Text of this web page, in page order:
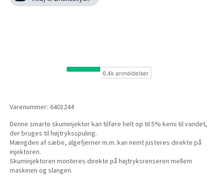
Varenummer: 6401244
Denne smarte skuminjektor kan tilføre helt op til 5% kemi til vandet,
der bruges til højtryksspuling.
Mængden af sæbe, algefjerner m.m. kan nemt justeres direkte på
injektoren.
Skuminjektoren monteres direkte på højtryksrenseren mellem
maskinen og slangen.